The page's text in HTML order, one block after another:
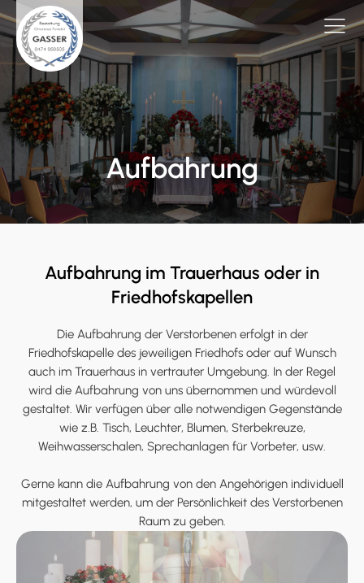
Aufbahrung
Aufbahrung im Trauerhaus oder in
Friedhofskapellen
Die Aufbahrung der Verstorbenen erfolgt in der
Friedhofskapelle des jeweiligen Friedhofs oder auf Wunsch
auch im Trauerhaus in vertrauter Umgebung. In der Regel
wird die Aufbahrung von uns übernommen und würdevoll
gestaltet. Wir verfügen über alle notwendigen Gegenstände
wie z.B. Tisch, Leuchter, Blumen, Sterbekreuze,
Weihwasserschalen, Sprechanlagen für Vorbeter, usw.
Gerne kann die Aufbahrung von den Angehörigen individuell
mitgestaltet werden, um der Persönlichkeit des Verstorbenen
Raum zu geben.